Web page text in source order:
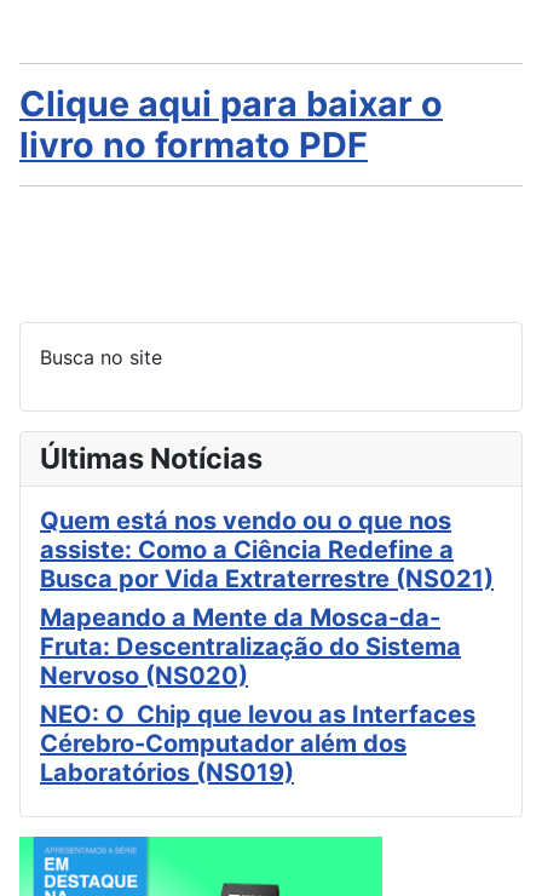
Clique aqui para baixar o
livro no formato PDF
Busca no site
Últimas Notícias
Quem está nos vendo ou o que nos
assiste: Como a Ciência Redefine a
Busca por Vida Extraterrestre (NS021)
Mapeando a Mente da Mosca-da-
Fruta: Descentralização do Sistema
Nervoso (NS020)
NEO: O Chip que levou as Interfaces
Cérebro-Computador além dos
Laboratórios (NS019)